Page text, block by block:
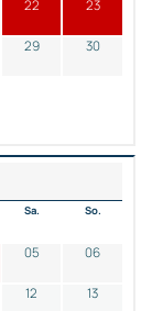
22 23
29 30
Sa. So.
05 06
12 13